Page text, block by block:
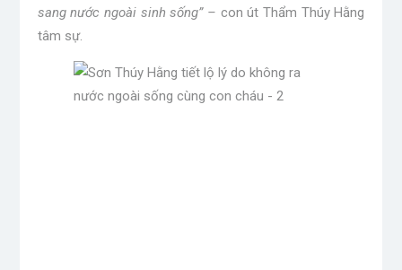
sang nước ngoài sinh sống” – con út Thẩm Thúy Hằng
tâm sự.